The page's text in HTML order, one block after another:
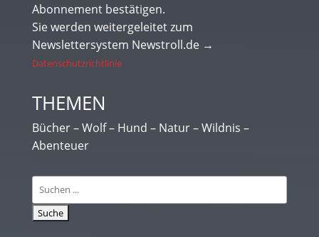
Abonnement bestätigen.
Sie werden weitergeleitet zum
Newslettersystem Newstroll.de →
Datenschutzrichtlinie
THEMEN
Bücher – Wolf – Hund – Natur – Wildnis –
Abenteuer
Suchen
nach: